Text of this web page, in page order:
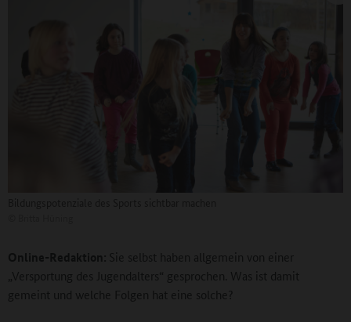
Online-Redaktion:
Sie selbst haben allgemein von einer
„Versportung des Jugendalters“ gesprochen. Was ist damit
gemeint und welche Folgen hat eine solche?